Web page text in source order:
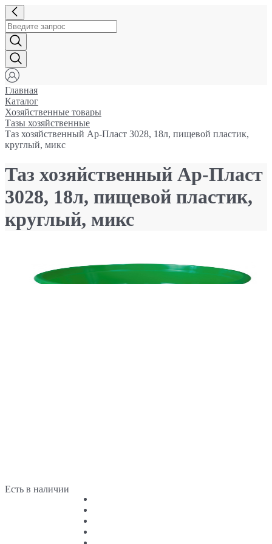
Главная
Каталог
Хозяйственные товары
Тазы хозяйственные
Таз хозяйственный Ар-Пласт 3028, 18л, пищевой пластик,
круглый, микс
Таз хозяйственный Ар-Пласт
3028, 18л, пищевой пластик,
круглый, микс
Есть в наличии